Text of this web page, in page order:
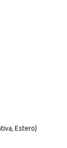
Estero)